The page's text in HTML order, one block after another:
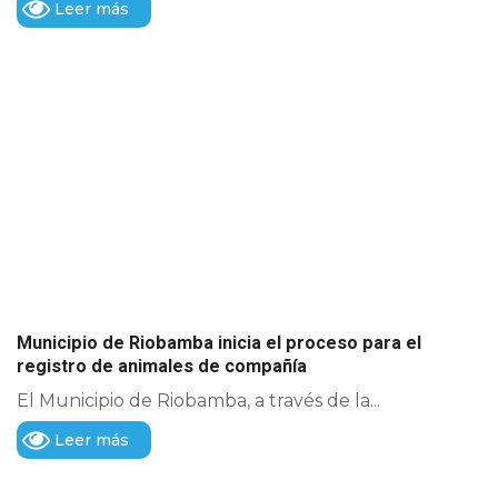
Leer más
Municipio de Riobamba inicia el proceso para el
registro de animales de compañía
El Municipio de Riobamba, a través de la...
Leer más